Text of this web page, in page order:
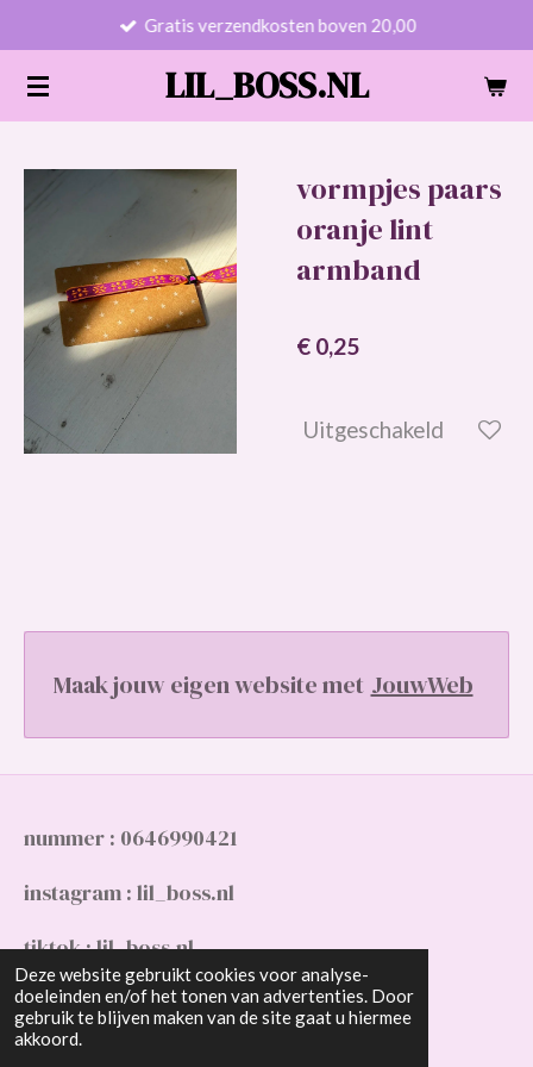
Deze website gebruikt cookies voor analyse-
doeleinden en/of het tonen van advertenties. Door
gebruik te blijven maken van de site gaat u hiermee
akkoord.
naar
de
LIL_BOSS.NL
Gratis verzendkosten boven 20,00
vormpjes paars
oranje lint
armband
€ 0,25
Uitgeschakeld
Maak jouw eigen website met JouwWeb
nummer : 0646990421
instagram : lil_boss.nl
tiktok : lil_boss.nl
gmail : Slimanimaya10@gmail.com
© 2023 - 2026 lil_boss.nl